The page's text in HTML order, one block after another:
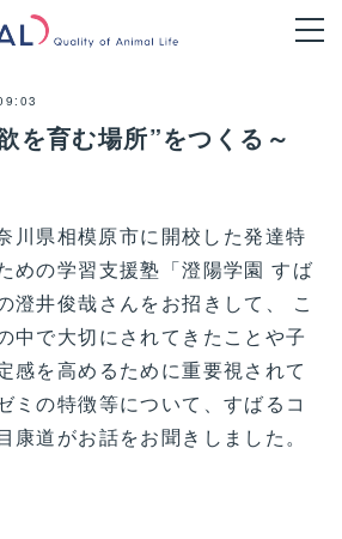
を育む場所”をつくる～
県相模原市に開校した発達特
めの学習支援塾「澄陽学園 すば
澄井俊哉さんをお招きして、 こ
中で大切にされてきたことや子
感を高めるために重要視されて
ミの特徴等について、すばるコ
康道がお話をお聞きしました。